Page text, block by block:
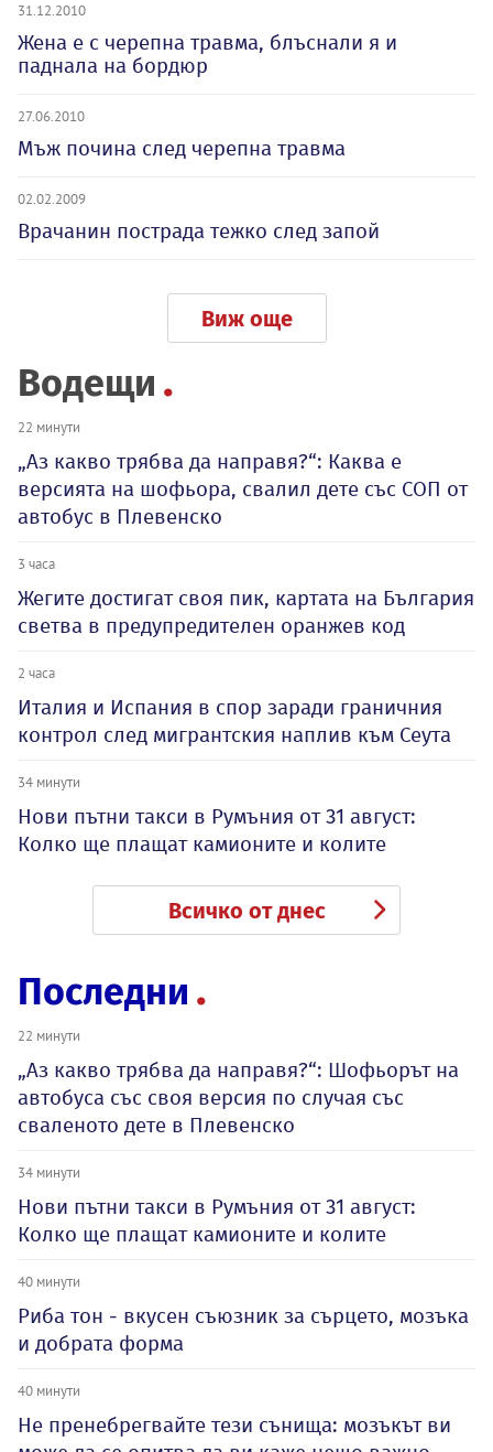
31.12.2010
Жена е с черепна травма, блъснали я и
паднала на бордюр
27.06.2010
Мъж почина след черепна травма
02.02.2009
Врачанин пострада тежко след запой
Виж още
Водещи
22 минути
„Аз какво трябва да направя?“: Каква е
версията на шофьора, свалил дете със СОП от
автобус в Плевенско
3 часа
Жегите достигат своя пик, картата на България
светва в предупредителен оранжев код
2 часа
Италия и Испания в спор заради граничния
контрол след мигрантския наплив към Сеута
34 минути
Нови пътни такси в Румъния от 31 август:
Колко ще плащат камионите и колите
Всичко от днес
Последни
22 минути
„Аз какво трябва да направя?“: Шофьорът на
автобуса със своя версия по случая със
сваленото дете в Плевенско
34 минути
Нови пътни такси в Румъния от 31 август:
Колко ще плащат камионите и колите
40 минути
Риба тон - вкусен съюзник за сърцето, мозъка
и добрата форма
40 минути
Не пренебрегвайте тези сънища: мозъкът ви